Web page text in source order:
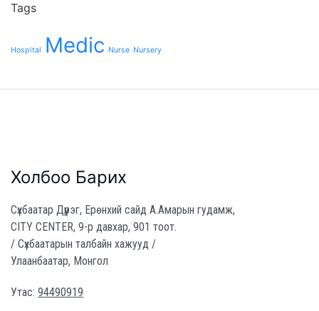
Tags
Hospital Medic Nurse Nursery
Холбоо Барих
Сүхбаатар Дүүрэг, Ерөнхий сайд А.Амарын гудамж,
CITY CENTER, 9-р давхар, 901 тоот.
/ Сүхбаатарын талбайн хажууд /
Улаанбаатар, Монгол
Утас: 94490919